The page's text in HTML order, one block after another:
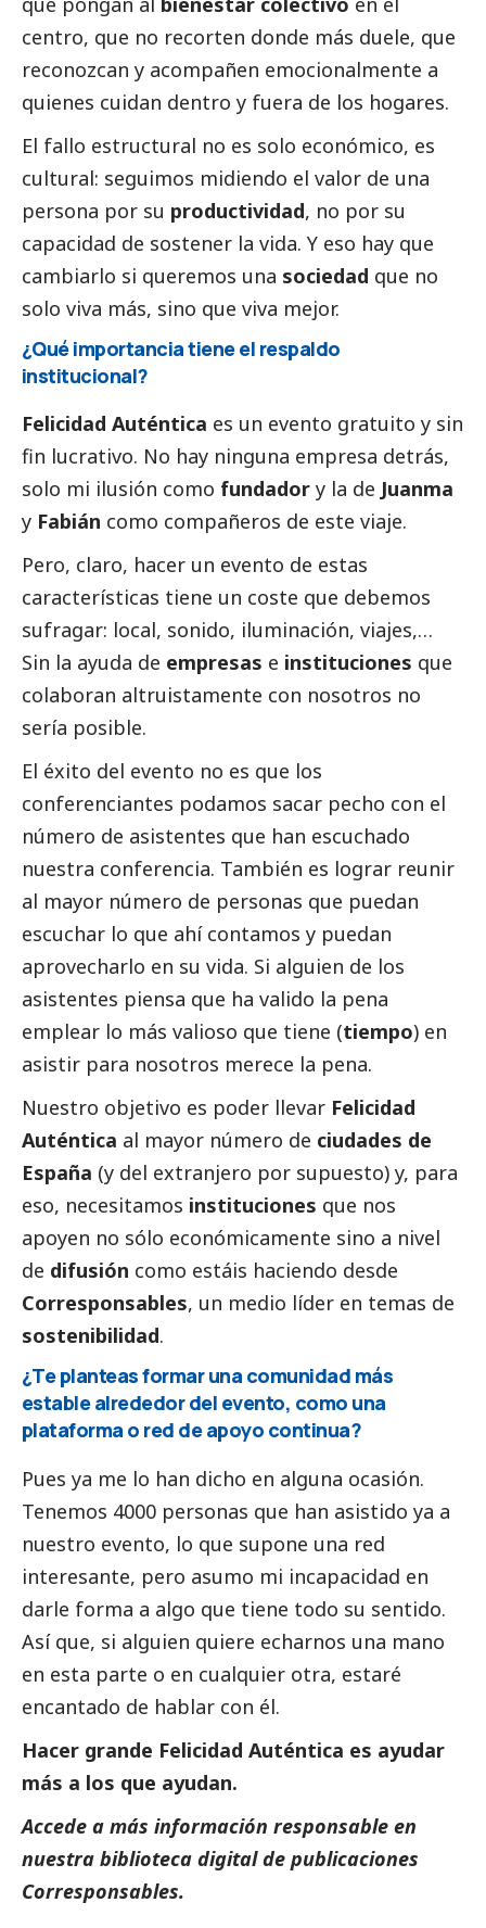
centro, que no recorten donde más duele, que
reconozcan y acompañen emocionalmente a
quienes cuidan dentro y fuera de los hogares.
El fallo estructural no es solo económico, es
cultural: seguimos midiendo el valor de una
persona por su productividad, no por su
capacidad de sostener la vida. Y eso hay que
cambiarlo si queremos una sociedad que no
solo viva más, sino que viva mejor.
¿Qué importancia tiene el respaldo
institucional?
Felicidad Auténtica es un evento gratuito y sin
fin lucrativo. No hay ninguna empresa detrás,
solo mi ilusión como fundador y la de Juanma
y Fabián como compañeros de este viaje.
Pero, claro, hacer un evento de estas
características tiene un coste que debemos
sufragar: local, sonido, iluminación, viajes,…
Sin la ayuda de empresas e instituciones que
colaboran altruistamente con nosotros no
sería posible.
El éxito del evento no es que los
conferenciantes podamos sacar pecho con el
número de asistentes que han escuchado
nuestra conferencia. También es lograr reunir
al mayor número de personas que puedan
escuchar lo que ahí contamos y puedan
aprovecharlo en su vida. Si alguien de los
asistentes piensa que ha valido la pena
emplear lo más valioso que tiene (tiempo) en
asistir para nosotros merece la pena.
Nuestro objetivo es poder llevar Felicidad
Auténtica al mayor número de ciudades de
España (y del extranjero por supuesto) y, para
eso, necesitamos instituciones que nos
apoyen no sólo económicamente sino a nivel
de difusión como estáis haciendo desde
Corresponsables, un medio líder en temas de
sostenibilidad.
¿Te planteas formar una comunidad más
estable alrededor del evento, como una
plataforma o red de apoyo continua?
Pues ya me lo han dicho en alguna ocasión.
Tenemos 4000 personas que han asistido ya a
nuestro evento, lo que supone una red
interesante, pero asumo mi incapacidad en
darle forma a algo que tiene todo su sentido.
Así que, si alguien quiere echarnos una mano
en esta parte o en cualquier otra, estaré
encantado de hablar con él.
Hacer grande Felicidad Auténtica es ayudar
más a los que ayudan.
Accede a más información responsable en
nuestra biblioteca digital de publicaciones
Corresponsables.